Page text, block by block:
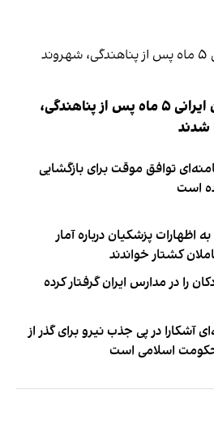
دو فوتبالیست زن ایرانی ۵ ماه پس از پناهندگی،
شدند
توافق موقت برای بازگشایی
است
اظهارات پزشکیان درباره آمار
کشتار خواندند
را در مدارس ایران گرفتار کرده
آشکارا در پی جذب نیرو برای گذر از
اسلامی است